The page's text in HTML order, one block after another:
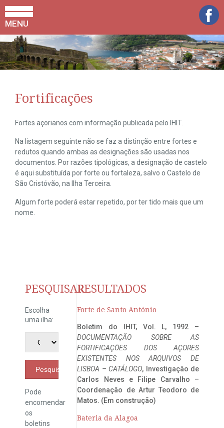
MENU
Fortificações
Fortes açorianos com informação publicada pelo IHIT.
Na listagem seguinte não se faz a distinção entre fortes e
redutos quando ambas as designações são usadas nos
documentos. Por razões tipológicas, a designação de castelo
é aqui substituída por forte ou fortaleza, salvo o Castelo de
São Cristóvão, na Ilha Terceira.
Algum forte poderá estar repetido, por ter tido mais que um
nome.
PESQUISAR
Escolha
uma ilha:
Pesquisar
Pode
encomendar
os
boletins
RESULTADOS
Forte de Santo António
Boletim do IHIT, Vol. L, 1992 –
DOCUMENTAÇÃO SOBRE AS
FORTIFICAÇÕES DOS AÇORES
EXISTENTES NOS ARQUIVOS DE
LISBOA – CATÁLOGO, Investigação de
Carlos Neves e Filipe Carvalho –
Coordenação de Artur Teodoro de
Matos. (Em construção)
Bateria da Alagoa